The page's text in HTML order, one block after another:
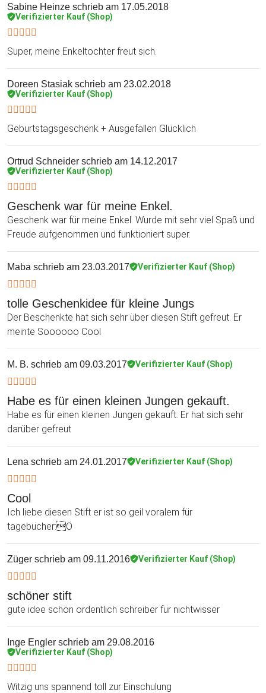
Sabine Heinze schrieb am 17.05.2018
Verifizierter Kauf (Shop)
Super, meine Enkeltochter freut sich.
Doreen Stasiak schrieb am 23.02.2018
Verifizierter Kauf (Shop)
Geburtstagsgeschenk + Ausgefallen Glücklich
Ortrud Schneider schrieb am 14.12.2017
Verifizierter Kauf (Shop)
Geschenk war für meine Enkel.
Geschenk war für meine Enkel. Wurde mit sehr viel Spaß und
Freude aufgenommen und funktioniert super.
Maba schrieb am 23.03.2017 Verifizierter Kauf (Shop)
tolle Geschenkidee für kleine Jungs
Der Beschenkte hat sich sehr über diesen Stift gefreut. Er
meinte Soooooo Cool
M. B. schrieb am 09.03.2017 Verifizierter Kauf (Shop)
Habe es für einen kleinen Jungen gekauft.
Habe es für einen kleinen Jungen gekauft. Er hat sich sehr
darüber gefreut
Lena schrieb am 24.01.2017 Verifizierter Kauf (Shop)
Cool
Ich liebe diesen Stift er ist so geil voralem für
tagebücher:Ö
Züger schrieb am 09.11.2016 Verifizierter Kauf (Shop)
schöner stift
gute idee schön ordentlich schreiber für nichtwisser
Inge Engler schrieb am 29.08.2016
Verifizierter Kauf (Shop)
Witzig uns spannend toll zur Einschulung